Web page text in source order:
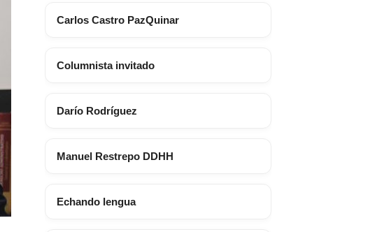
Carlos Castro PazQuinar
Columnista invitado
Darío Rodríguez
Manuel Restrepo DDHH
Echando lengua